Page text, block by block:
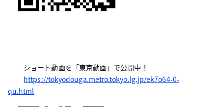
ショート動画を「東京動画」で公開中！
https://tokyodouga.metro.tokyo.lg.jp/ek7o64-0-
qu.html